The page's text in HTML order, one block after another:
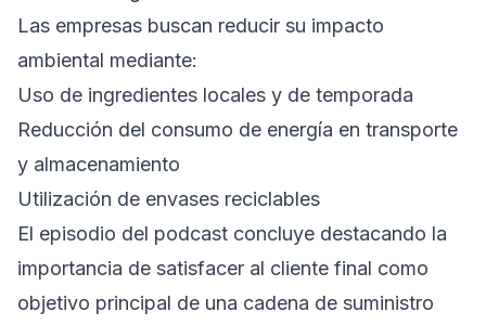
Las empresas buscan reducir su impacto
ambiental mediante:
Uso de ingredientes locales y de temporada
Reducción del consumo de energía en transporte
y almacenamiento
Utilización de envases reciclables
El episodio del podcast concluye destacando la
importancia de satisfacer al cliente final como
objetivo principal de una cadena de suministro